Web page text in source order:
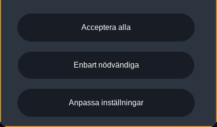
2G/3G nätet stängs ned - Hur påverkas min bil av detta?
Nyhetsbrev
Vårt hållbarhetsarbete
Lediga tjänster huvudkontor
Lediga tjänster hos Audi Återförsäljare
Kommentar till mediauppgifter om dataläcka
Anpassa inställningar för cookies
Visselblåsarkanaler
Acceptera alla
Enbart nödvändiga
Anpassa inställningar